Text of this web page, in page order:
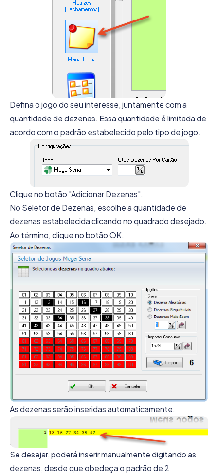
Defina o jogo do seu interesse, juntamente com a
quantidade de dezenas. Essa quantidade é limitada de
acordo com o padrão estabelecido pelo tipo de jogo.
Clique no botão "Adicionar Dezenas".
No Seletor de Dezenas, escolhe a quantidade de
dezenas estabelecida clicando no quadrado desejado.
Ao término, clique no botão OK.
As dezenas serão inseridas automaticamente.
Se desejar, poderá inserir manualmente digitando as
dezenas, desde que obedeça o padrão de 2